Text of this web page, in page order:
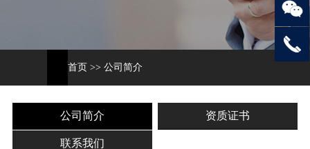
首页 >> 公司简介
公司简介 资质证书
联系我们